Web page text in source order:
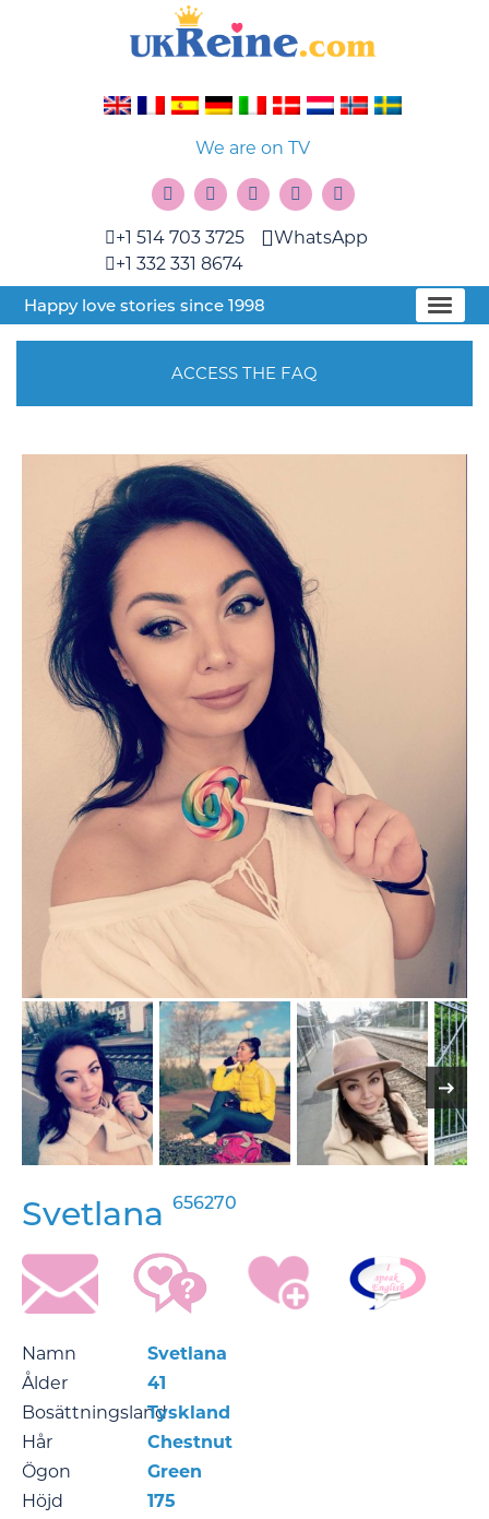
We are on TV
+1 514 703 3725
+1 332 331 8674
WhatsApp
Happy love stories since 1998
ACCESS THE FAQ
Svetlana 656270
Namn
Svetlana
Ålder
41
BosättningslandTyskland
Hår
Chestnut
Ögon
Green
Höjd
175